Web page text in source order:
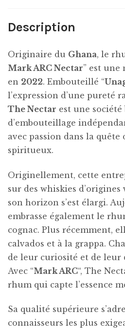
Description
Originaire du Ghana, le
Mark ARC Nectar” est
en 2022. Embouteillé “
l’expression d’une pureté
The Nectar est une société
d’embouteillage
avec passion dans la quête
spiritueux.
Originellement, cette
sur des whiskies d’origines
son horizon s’est élargi.
embrasse également le
cognac. Plus récemment,
calvados et à la grappa.
de leur curiosité et de leur
Avec “Mark ARC“, The
rhum qui capte l’essence
Sa qualité supérieure
connaisseurs les plus